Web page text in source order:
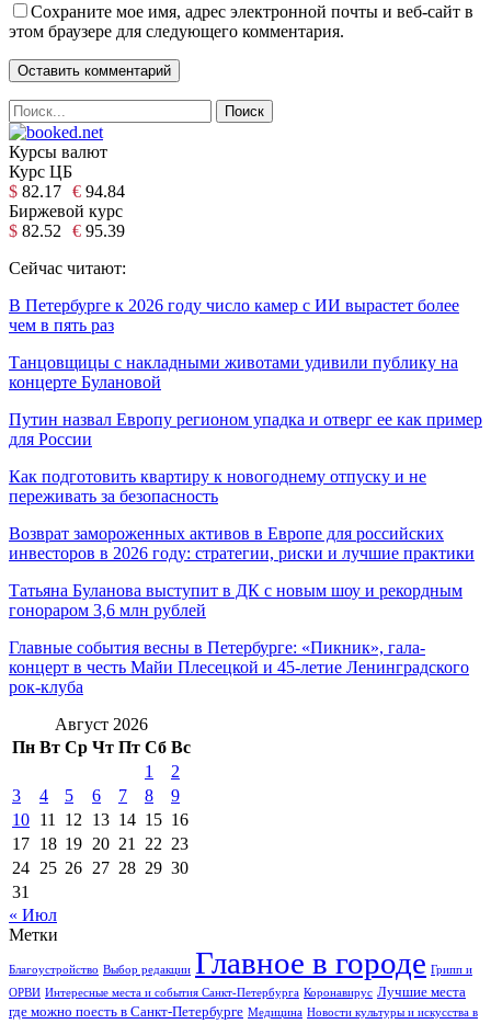
Сохраните мое имя, адрес электронной почты и веб-сайт в
этом браузере для следующего комментария.
Курсы валют
Курс ЦБ
$ 82.17 € 94.84
Биржевой курс
$ 82.52 € 95.39
Сейчас читают:
В Петербурге к 2026 году число камер с ИИ вырастет более
чем в пять раз
Танцовщицы с накладными животами удивили публику на
концерте Булановой
Путин назвал Европу регионом упадка и отверг ее как пример
для России
Как подготовить квартиру к новогоднему отпуску и не
переживать за безопасность
Возврат замороженных активов в Европе для российских
инвесторов в 2026 году: стратегии, риски и лучшие практики
Татьяна Буланова выступит в ДК с новым шоу и рекордным
гонораром 3,6 млн рублей
Главные события весны в Петербурге: «Пикник», гала-
концерт в честь Майи Плесецкой и 45-летие Ленинградского
рок-клуба
Август 2026
Пн Вт Ср Чт Пт Сб Вс
1
2
3
4 5 6 7 8
9
10 11 12 13 14 15 16
17 18 19 20 21 22 23
24 25 26 27 28 29 30
31
« Июл
Метки
Благоустройство Выбор редакции Главное в городе Грипп и
ОРВИ Интересные места и события Санкт-Петербурга Коронавирус Лучшие места
где можно поесть в Санкт-Петербурге Медицина Новости культуры и искусства в